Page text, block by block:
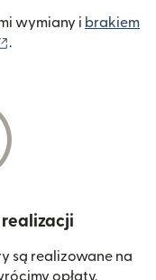
wymiany i brakiem
.
są realizowane na
opłaty.